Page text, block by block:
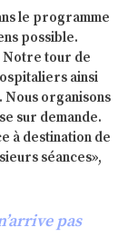
le programme
possible.
Notre tour de
ainsi
organisons
sur demande.
à destination de
séances»,
pas